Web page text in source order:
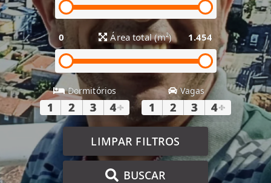
0 Área total (m²) 1.454
Dormitórios
1 2 3 4+
Vagas
1 2 3 4+
LIMPAR FILTROS
BUSCAR